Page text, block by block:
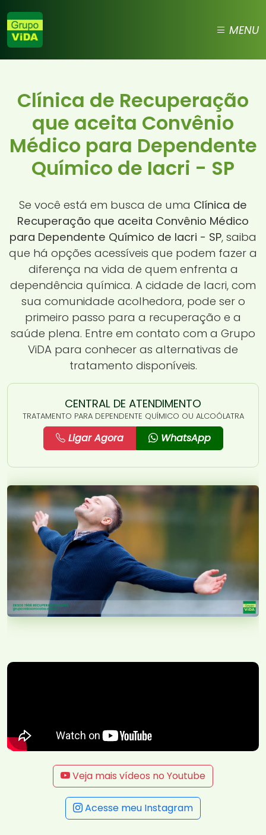
MENU
Clínica de Recuperação
que aceita Convênio
Médico para Dependente
Químico de Iacri - SP
Se você está em busca de uma Clínica de
Recuperação que aceita Convênio Médico
para Dependente Químico de Iacri - SP, saiba
que há opções acessíveis que podem fazer a
diferença na vida de quem enfrenta a
dependência química. A cidade de Iacri, com
sua comunidade acolhedora, pode ser o
primeiro passo para a recuperação e a
saúde plena. Entre em contato com a Grupo
ViDA para conhecer as alternativas de
tratamento disponíveis.
CENTRAL DE ATENDIMENTO
TRATAMENTO PARA DEPENDENTE QUÍMICO OU ALCOÓLATRA
Ligar Agora WhatsApp
Veja mais vídeos no Youtube
Acesse meu Instagram